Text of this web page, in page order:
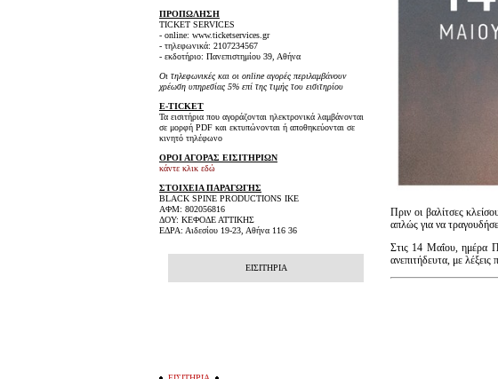
Πριν οι βαλίτσες
απλώς για να
Στις 14 Μαΐου, ημέρα
ανεπιτήδευτα, με
ΠΡΟΠΩΛΗΣΗ
TICKET SERVICES
- online: www.ticketservices.gr
- τηλεφωνικά: 2107234567
- εκδοτήριο: Πανεπιστημίου 39, Αθήνα
Οι τηλεφωνικές και οι online αγορές περιλαμβάνουν
χρέωση υπηρεσίας 5% επί της τιμής του εισιτηρίου
E-TICKET
Τα εισιτήρια που αγοράζονται ηλεκτρονικά λαμβάνονται
σε μορφή PDF και εκτυπώνονται ή αποθηκεύονται σε
κινητό τηλέφωνο
ΟΡΟΙ ΑΓΟΡΑΣ ΕΙΣΙΤΗΡΙΩΝ
κάντε κλικ εδώ
ΣΤΟΙΧΕΙΑ ΠΑΡΑΓΩΓΗΣ
BLACK SPINE PRODUCTIONS IKE
ΑΦΜ: 802056816
ΔΟΥ: ΚΕΦΟΔΕ ΑΤΤΙΚΗΣ
ΕΔΡΑ: Αιδεσίου 19-23, Αθήνα 116 36
ΕΙΣΙΤΗΡΙΑ